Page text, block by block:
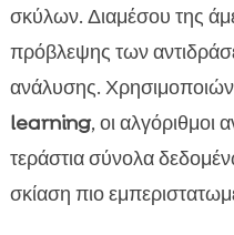
σκύλων. Διαμέσου της
πρόβλεψης των
ανάλυσης.
learning, οι αλγόριθμοι
τεράστια σύνολα
σκίαση πιο